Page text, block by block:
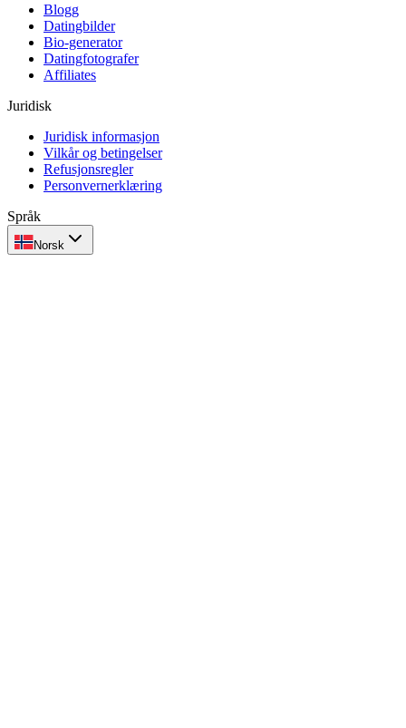
Blogg
Datingbilder
Bio-generator
Datingfotografer
Affiliates
Juridisk
Juridisk informasjon
Vilkår og betingelser
Refusjonsregler
Personvernerklæring
Språk
Norsk